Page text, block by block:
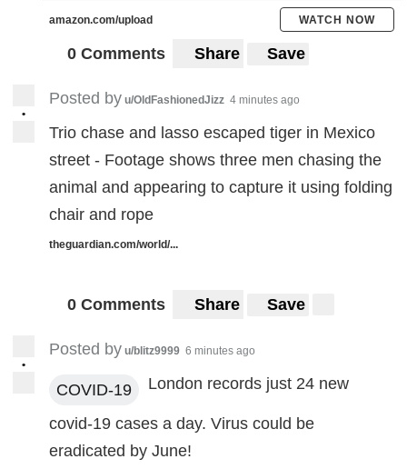
amazon.com/upload WATCH NOW
0 Comments Share Save
•
Posted by u/OldFashionedJizz 4 minutes ago
Trio chase and lasso escaped tiger in Mexico
street - Footage shows three men chasing the
animal and appearing to capture it using folding
chair and rope
theguardian.com/world/...
0 Comments Share Save
•
Posted by u/blitz9999 6 minutes ago
COVID-19 London records just 24 new
covid-19 cases a day. Virus could be
eradicated by June!